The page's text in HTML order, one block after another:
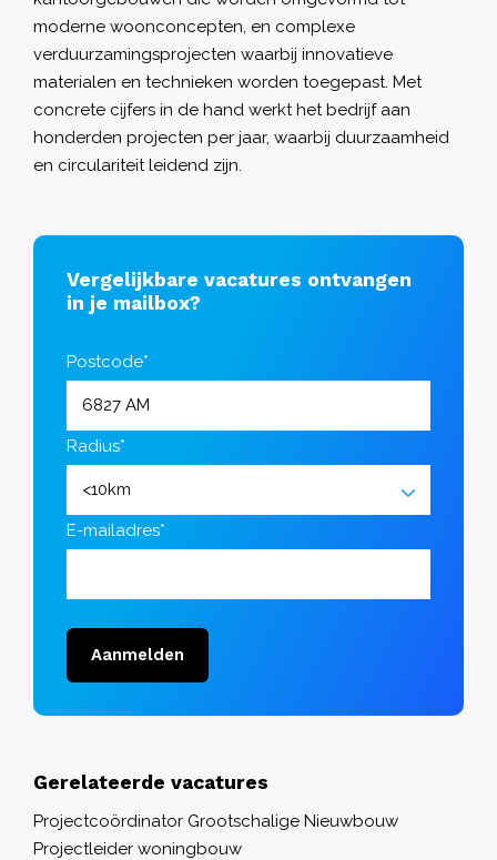
moderne woonconcepten, en complexe
verduurzamingsprojecten waarbij innovatieve
materialen en technieken worden toegepast. Met
concrete cijfers in de hand werkt het bedrijf aan
honderden projecten per jaar, waarbij duurzaamheid
en circulariteit leidend zijn.
Vergelijkbare vacatures ontvangen
in je mailbox?
Postcode*
Radius*
E-mailadres*
Aanmelden
Gerelateerde vacatures
Projectcoördinator Grootschalige Nieuwbouw
Projectleider woningbouw